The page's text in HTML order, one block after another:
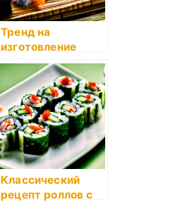
Тренд на
изготовление
суши дома:
секреты и советы
мастеров
Классический
рецепт роллов с